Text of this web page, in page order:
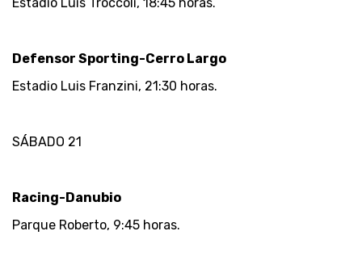
Defensor Sporting-Cerro Largo
Estadio Luis Franzini, 21:30 horas.
SÁBADO 21
Racing-Danubio
Parque Roberto, 9:45 horas.